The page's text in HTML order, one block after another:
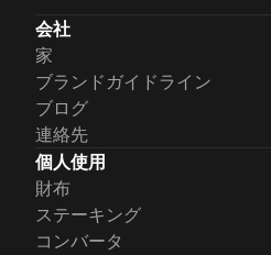
会社
家
ブランドガイドライン
ブログ
連絡先
個人使用
財布
ステーキング
コンバータ